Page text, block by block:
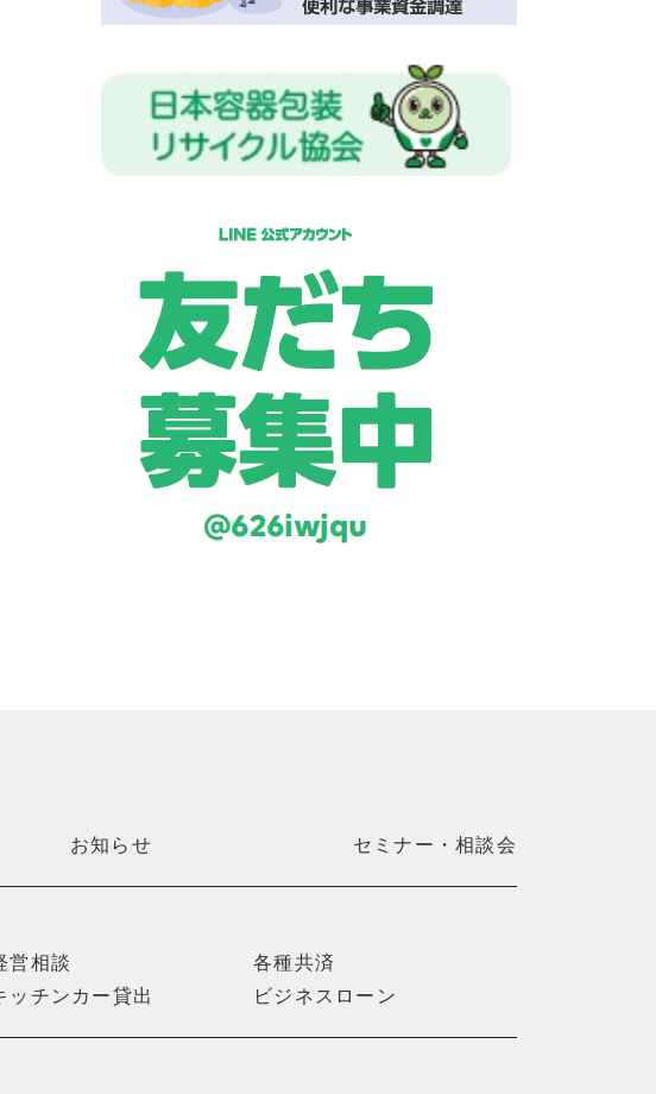
お知らせ セミナー・相談会
営相談
各種共済
ッチンカー貸出 ビジネスローン